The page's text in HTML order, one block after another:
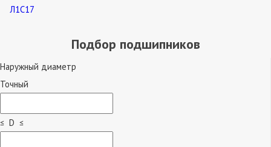
Л1С17
Подбор подшипников
Наружный диаметр
Точный
≤ D ≤